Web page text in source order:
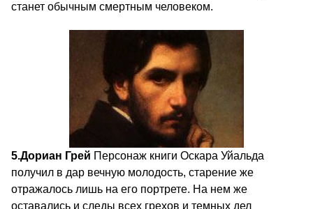
станет обычным смертным человеком.
5.Дориан Грей Персонаж книги Оскара Уйальда
получил в дар вечную молодость, старение же
отражалось лишь на его портрете. На нем же
оставались и следы всех грехов и темных дел